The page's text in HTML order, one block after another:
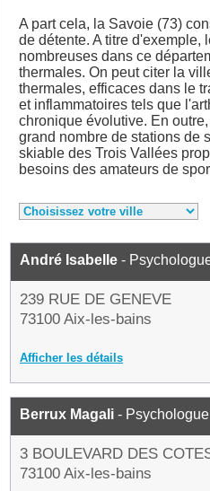
A part cela, la Savoie (73)
de détente. A titre d'exemple,
nombreuses dans ce
thermales. On peut citer la
thermales, efficaces dans le
et inflammatoires tels que
chronique évolutive. En
grand nombre de stations de
skiable des Trois Vallées
besoins des amateurs de
André Isabelle -
239 RUE DE GENEVE
73100 Aix-les-bains
Afficher les détails
Berrux Magali - Psychologue
3 BOULEVARD DES
73100 Aix-les-bains